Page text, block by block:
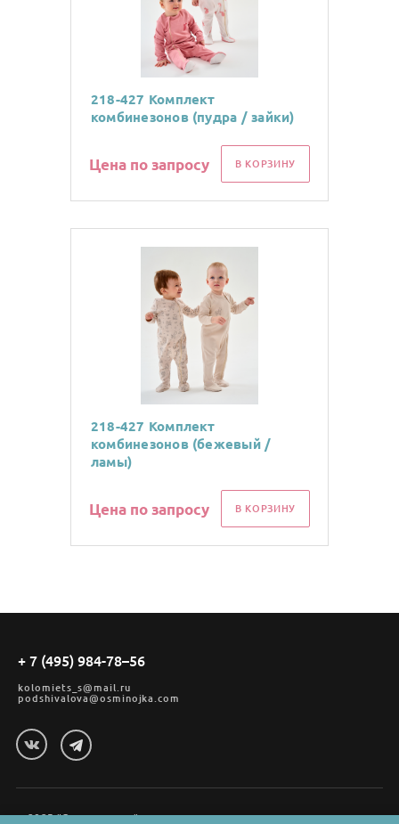
218-427 Комплект
комбинезонов (пудра / зайки)
Цена по запросу В КОРЗИНУ
218-427 Комплект
комбинезонов (бежевый /
ламы)
Цена по запросу В КОРЗИНУ
kolomiets_s@mail.ru
podshivalova@osminojka.com
+ 7 (495) 984-78–56
2025 "Осьминожка"